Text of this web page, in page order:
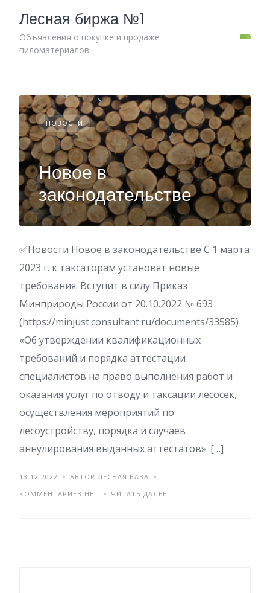
content
Лесная биржа №1
Объявления о покупке и продаже
пиломатериалов
НОВОСТИ
Новое в
законодательстве
✅Новости Новое в законодательстве С 1 марта
2023 г. к таксаторам установят новые
требования. Вступит в силу Приказ
Минприроды России от 20.10.2022 № 693
(https://minjust.consultant.ru/documents/33585)
«Об утверждении квалификационных
требований и порядка аттестации
специалистов на право выполнения работ и
оказания услуг по отводу и таксации лесосек,
осуществления мероприятий по
лесоустройству, порядка и случаев
аннулирования выданных аттестатов». […]
13.12.2022
АВТОР ЛЕСНАЯ БАЗА
КОММЕНТАРИЕВ НЕТ
ЧИТАТЬ ДАЛЕЕ